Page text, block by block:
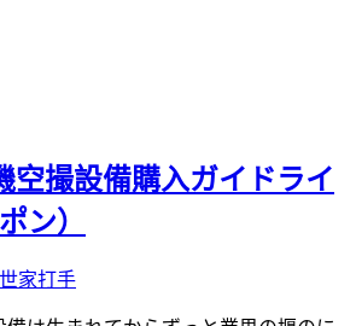
空撮設備購入ガイドライ
ン）
世家打手